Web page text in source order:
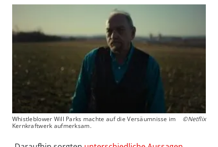
Whistleblower Will Parks machte auf die Versäumnisse im
Kernkraftwerk aufmerksam.
©Netflix